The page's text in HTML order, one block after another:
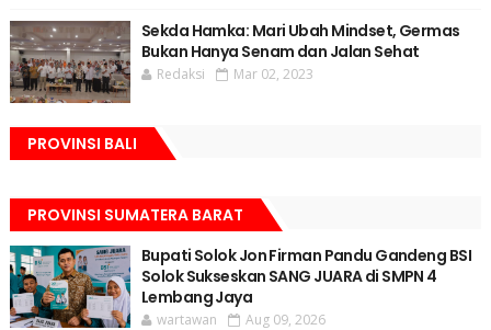
Sekda Hamka: Mari Ubah Mindset, Germas
Bukan Hanya Senam dan Jalan Sehat
Redaksi Mar 02, 2023
PROVINSI BALI
PROVINSI SUMATERA BARAT
Bupati Solok Jon Firman Pandu Gandeng BSI
Solok Sukseskan SANG JUARA di SMPN 4
Lembang Jaya
wartawan Aug 09, 2026